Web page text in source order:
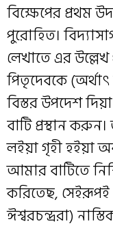
বিক্ষেপের প্রথম
পুরোহিত।
লেখাতে এর
পিতৃদেবকে (অর্থাৎ
বিস্তর উপদেশ
বাটি প্রস্থান করুন।
লইয়া গৃহী হইয়া
আমার বাটিতে
করিতেছ, সেইরূপই
ঈশ্বরচন্দ্ররা)